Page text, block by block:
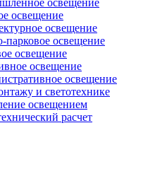
освещение
освещение
освещение
парковое освещение
освещение
освещение
освещение
и светотехнике
освещением
расчет